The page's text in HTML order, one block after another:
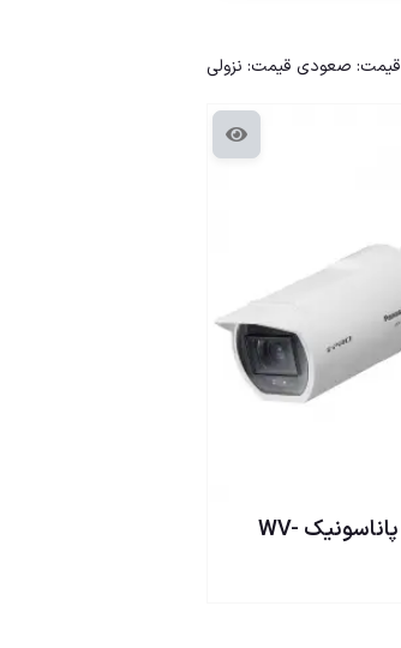
قیمت: صعودی قیمت: نزولی
دوربین تحت شبکه پاناسونيک WV-